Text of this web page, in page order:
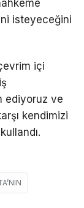
isteyeceğini
içi
ediyoruz ve
kendimizi